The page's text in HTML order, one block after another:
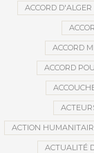
ACCORD D'ALGER
ACCORD
ACCORD
ACTION
ACTUALITÉ